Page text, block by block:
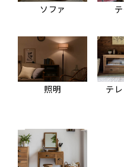
ソファ
照明 テ